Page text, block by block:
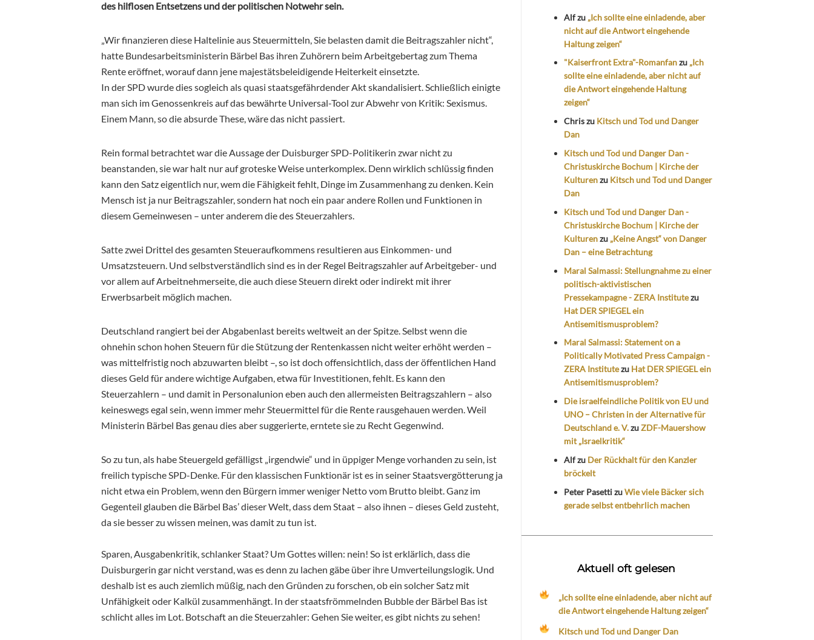
des hilflosen Entsetzens und der politischen Notwehr sein.
„Wir finanzieren diese Haltelinie aus Steuermitteln, Sie belasten damit die Beitragszahler nicht“,
hatte Bundesarbeitsministerin Bärbel Bas ihren Zuhörern beim Arbeitgebertag zum Thema
Rente eröffnet, worauf dann jene majestätsbeleidigende Heiterkeit einsetzte.
In der SPD wurde dies sogleich als quasi staatsgefährdender Akt skandalisiert. Schließlich einigte
man sich im Genossenkreis auf das bewährte Universal-Tool zur Abwehr von Kritik: Sexismus.
Einem Mann, so die absurde These, wäre das nicht passiert.
Rein formal betrachtet war die Aussage der Duisburger SPD-Politikerin zwar nicht zu
beanstanden, sie war halt nur auf groteske Weise unterkomplex. Denn wirklich schlüssig finden
kann den Satz eigentlich nur, wem die Fähigkeit fehlt, Dinge im Zusammenhang zu denken. Kein
Mensch ist ja nur Beitragszahler, sondern hat noch ein paar andere Rollen und Funktionen in
diesem Gemeinwesen – unter anderem die des Steuerzahlers.
Satte zwei Drittel des gesamten Steueraufkommens resultieren aus Einkommen- und
Umsatzsteuern. Und selbstverständlich sind es in der Regel Beitragszahler auf Arbeitgeber- und
vor allem auf Arbeitnehmerseite, die auch diese Steuern direkt oder indirekt mit ihrer
Erwerbsarbeit möglich machen.
Deutschland rangiert bei der Abgabenlast bereits weltweit an der Spitze. Selbst wenn die
ohnehin schon hohen Steuern für die Stützung der Rentenkassen nicht weiter erhöht werden –
was mittelfristig noch abzuwarten bleibt –, so ist doch offensichtlich, dass der öffentlichen Hand
dieses Geld für andere wichtige Aufgaben, etwa für Investitionen, fehlt. Es kann den
Steuerzahlern – und damit in Personalunion eben auch den allermeisten Beitragszahlern – also
keineswegs egal sein, wenn immer mehr Steuermittel für die Rente rausgehauen werden. Weil
Ministerin Bärbel Bas genau dies aber suggerierte, erntete sie zu Recht Gegenwind.
So zu tun, als habe Steuergeld gefälligst „irgendwie“ und in üppiger Menge vorhanden zu sein, ist
freilich typische SPD-Denke. Für den klassischen Funktionär ist es in seiner Staatsvergötterung ja
nicht etwa ein Problem, wenn den Bürgern immer weniger Netto vom Brutto bleibt. Ganz im
Gegenteil glauben die Bärbel Bas’ dieser Welt, dass dem Staat – also ihnen – dieses Geld zusteht,
da sie besser zu wissen meinen, was damit zu tun ist.
Sparen, Ausgabenkritik, schlanker Staat? Um Gottes willen: nein! So ist erklärlich, dass die
Duisburgerin gar nicht verstand, was es denn zu lachen gäbe über ihre Umverteilungslogik. Und
deshalb ist es auch ziemlich müßig, nach den Gründen zu forschen, ob ein solcher Satz mit
Unfähigkeit oder Kalkül zusammenhängt. In der staatsfrömmelnden Bubble der Bärbel Bas ist
schlicht alles im Lot. Botschaft an die Steuerzahler: Gehen Sie weiter, es gibt nichts zu sehen!
Alfzu „Ich sollte eine einladende, aber
nicht auf die Antwort eingehende
Haltung zeigen“
"Kaiserfront Extra"-Romanfanzu „Ich
sollte eine einladende, aber nicht auf
die Antwort eingehende Haltung
zeigen“
Chriszu Kitsch und Tod und Danger
Dan
Kitsch und Tod und Danger Dan -
Christuskirche Bochum | Kirche der
Kulturenzu Kitsch und Tod und Danger
Dan
Kitsch und Tod und Danger Dan -
Christuskirche Bochum | Kirche der
Kulturenzu „Keine Angst“ von Danger
Dan – eine Betrachtung
Maral Salmassi: Stellungnahme zu einer
politisch-aktivistischen
Pressekampagne - ZERA Institutezu
Hat DER SPIEGEL ein
Antisemitismusproblem?
Maral Salmassi: Statement on a
Politically Motivated Press Campaign -
ZERA Institutezu Hat DER SPIEGEL ein
Antisemitismusproblem?
Die israelfeindliche Politik von EU und
UNO – Christen in der Alternative für
Deutschland e. V.zuZDF-Mauershow
mit „Israelkritik“
Alfzu Der Rückhalt für den Kanzler
bröckelt
Peter PasettizuWie viele Bäcker sich
gerade selbst entbehrlich machen
Aktuell oft gelesen
„Ich sollte eine einladende, aber nicht auf
die Antwort eingehende Haltung zeigen“
Kitsch und Tod und Danger Dan